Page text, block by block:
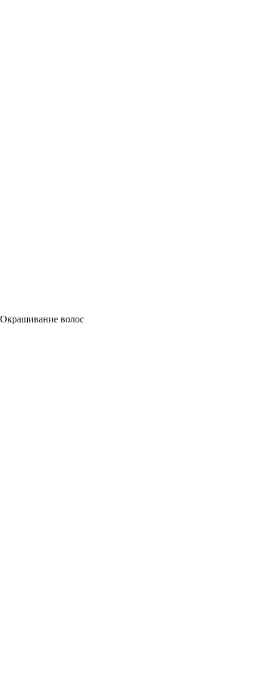
Окрашивание волос